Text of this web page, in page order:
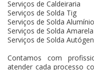
Serviços de Caldeiraria
Serviços de Solda Tig
Serviços de Solda Alumínio
Serviços de Solda Amarela
Serviços de Solda
Contamos com
atender cada processo